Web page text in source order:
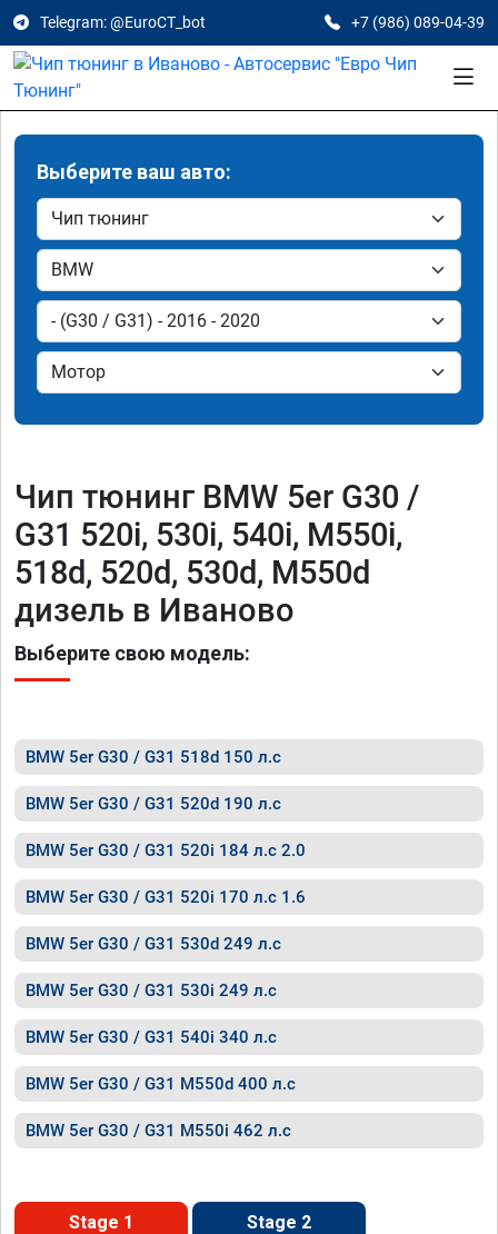
Telegram: @EuroCT_bot +7 (986) 089-04-39
Выберите ваш авто:
Чип тюнинг BMW 5er G30 /
G31 520i, 530i, 540i, M550i,
518d, 520d, 530d, M550d
дизель в Иваново
Выберите свою модель:
BMW 5er G30 / G31 518d 150 л.с
BMW 5er G30 / G31 520d 190 л.с
BMW 5er G30 / G31 520i 184 л.с 2.0
BMW 5er G30 / G31 520i 170 л.с 1.6
BMW 5er G30 / G31 530d 249 л.с
BMW 5er G30 / G31 530i 249 л.с
BMW 5er G30 / G31 540i 340 л.с
BMW 5er G30 / G31 M550d 400 л.с
BMW 5er G30 / G31 M550i 462 л.с
Stage 1 Stage 2